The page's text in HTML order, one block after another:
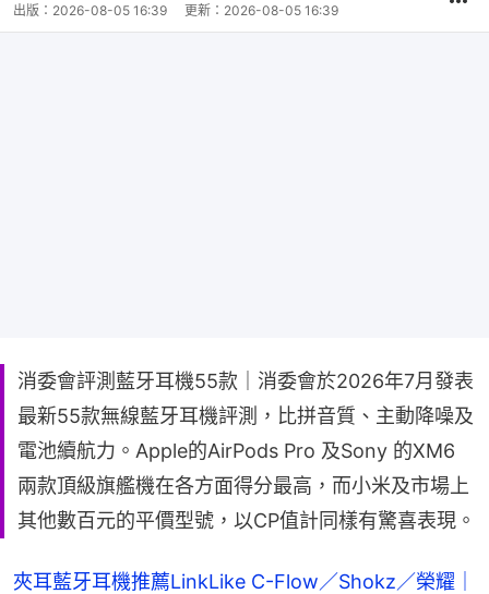
出版： 2026-08-05 16:39 更新： 2026-08-05 16:39
消委會評測藍牙耳機55款｜消委會於2026年7月發表
最新55款無線藍牙耳機評測，比拼音質、主動降噪及
電池續航力。Apple的AirPods Pro 及Sony 的XM6
兩款頂級旗艦機在各方面得分最高，而小米及市場上
其他數百元的平價型號，以CP值計同樣有驚喜表現。
夾耳藍牙耳機推薦LinkLike C-Flow／Shokz／榮耀｜